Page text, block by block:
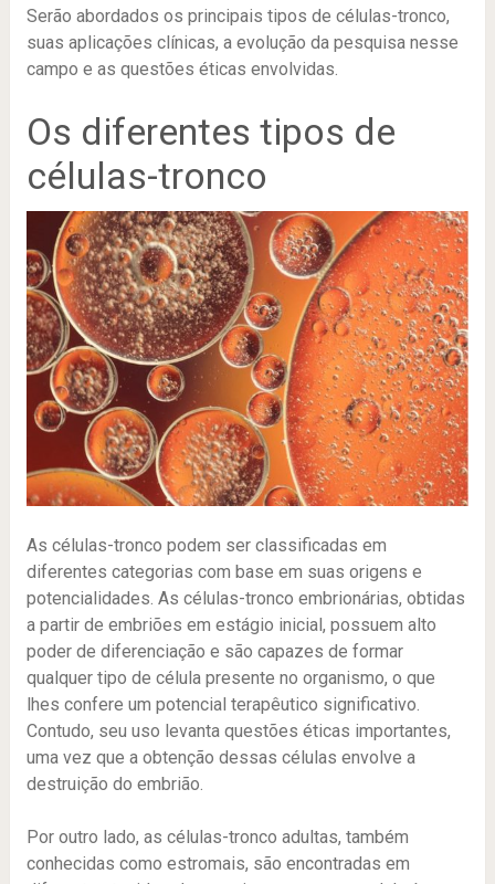
Serão abordados os principais tipos de células-tronco,
suas aplicações clínicas, a evolução da pesquisa nesse
campo e as questões éticas envolvidas.
Os diferentes tipos de
células-tronco
As células-tronco podem ser classificadas em
diferentes categorias com base em suas origens e
potencialidades. As células-tronco embrionárias, obtidas
a partir de embriões em estágio inicial, possuem alto
poder de diferenciação e são capazes de formar
qualquer tipo de célula presente no organismo, o que
lhes confere um potencial terapêutico significativo.
Contudo, seu uso levanta questões éticas importantes,
uma vez que a obtenção dessas células envolve a
destruição do embrião.
Por outro lado, as células-tronco adultas, também
conhecidas como estromais, são encontradas em